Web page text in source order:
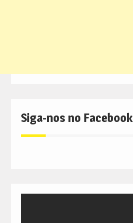
Siga-nos no Facebook